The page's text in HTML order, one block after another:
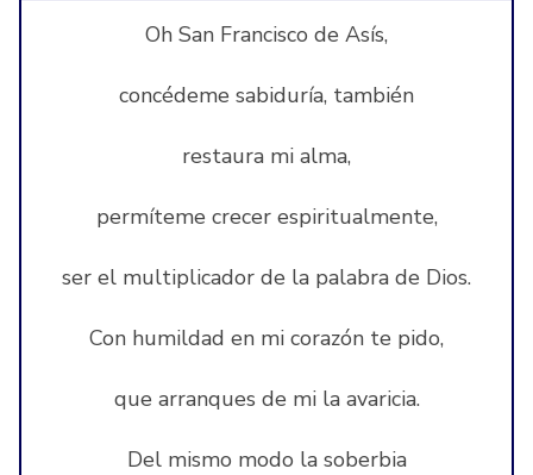
Oh San Francisco de Asís,
concédeme sabiduría, también
restaura mi alma,
permíteme crecer espiritualmente,
ser el multiplicador de la palabra de Dios.
Con humildad en mi corazón te pido,
que arranques de mi la avaricia.
Del mismo modo la soberbia